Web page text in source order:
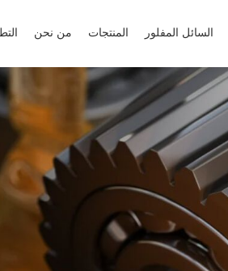
السائل المفلور المنتجات من نحن